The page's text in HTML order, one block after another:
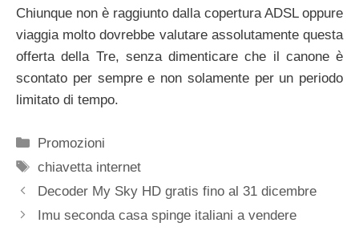
Chiunque non è raggiunto dalla copertura ADSL oppure
viaggia molto dovrebbe valutare assolutamente questa
offerta della Tre, senza dimenticare che il canone è
scontato per sempre e non solamente per un periodo
limitato di tempo.
Categorie
Promozioni
Tag
chiavetta internet
Decoder My Sky HD gratis fino al 31 dicembre
Imu seconda casa spinge italiani a vendere